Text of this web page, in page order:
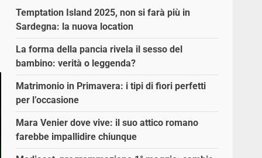
Temptation Island 2025, non si farà più in
Sardegna: la nuova location
La forma della pancia rivela il sesso del
bambino: verità o leggenda?
Matrimonio in Primavera: i tipi di fiori perfetti
per l’occasione
Mara Venier dove vive: il suo attico romano
farebbe impallidire chiunque